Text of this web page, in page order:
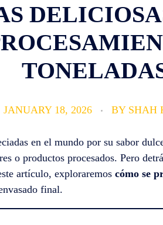
JANUARY 18, 2026 BY SHAH
en el mundo por su sabor
o productos procesados. Pero
artículo, exploraremos cómo se
final.